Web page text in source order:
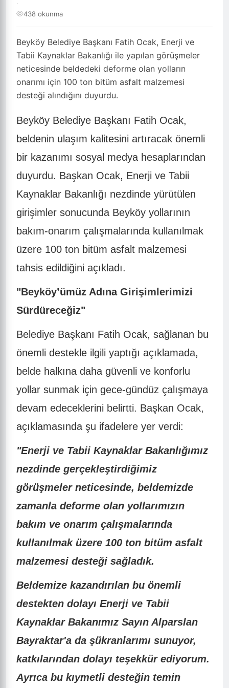
Beyköy Belediye Başkanı Fatih Ocak, Enerji ve
Tabii Kaynaklar Bakanlığı ile yapılan görüşmeler
neticesinde beldedeki deforme olan yolların
onarımı için 100 ton bitüm asfalt malzemesi
desteği alındığını duyurdu.
·
438 okunma
Beyköy Belediye Başkanı Fatih Ocak,
beldenin ulaşım kalitesini artıracak önemli
bir kazanımı sosyal medya hesaplarından
duyurdu. Başkan Ocak, Enerji ve Tabii
Kaynaklar Bakanlığı nezdinde yürütülen
girişimler sonucunda Beyköy yollarının
bakım-onarım çalışmalarında kullanılmak
üzere 100 ton bitüm asfalt malzemesi
tahsis edildiğini açıkladı.
"Beyköy’ümüz Adına Girişimlerimizi
Sürdüreceğiz"
Belediye Başkanı Fatih Ocak, sağlanan bu
önemli destekle ilgili yaptığı açıklamada,
belde halkına daha güvenli ve konforlu
yollar sunmak için gece-gündüz çalışmaya
devam edeceklerini belirtti. Başkan Ocak,
açıklamasında şu ifadelere yer verdi:
"Enerji ve Tabii Kaynaklar Bakanlığımız
nezdinde gerçekleştirdiğimiz
görüşmeler neticesinde, beldemizde
zamanla deforme olan yollarımızın
bakım ve onarım çalışmalarında
kullanılmak üzere 100 ton bitüm asfalt
malzemesi desteği sağladık.
Beldemize kazandırılan bu önemli
destekten dolayı Enerji ve Tabii
Kaynaklar Bakanımız Sayın Alparslan
Bayraktar'a da şükranlarımı sunuyor,
katkılarından dolayı teşekkür ediyorum.
Ayrıca bu kıymetli desteğin temin